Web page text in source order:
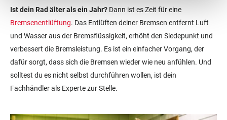
Ist dein Rad älter als ein Jahr? Dann ist es Zeit für eine
Bremsenentlüftung. Das Entlüften deiner Bremsen entfernt Luft
und Wasser aus der Bremsflüssigkeit, erhöht den Siedepunkt und
verbessert die Bremsleistung. Es ist ein einfacher Vorgang, der
dafür sorgt, dass sich die Bremsen wieder wie neu anfühlen. Und
solltest du es nicht selbst durchführen wollen, ist dein
Fachhändler als Experte zur Stelle.